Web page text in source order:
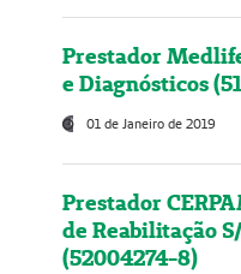
Prestador
e Diagnósticos
01 de Janeiro de 2019
Prestador
de Reabilitação
(52004274-8)